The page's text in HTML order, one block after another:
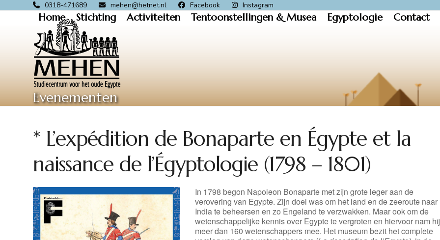
0318-471689 mehen@hetnet.nl Facebook Instagram
Home Stichting Activiteiten Tentoonstellingen & Musea Egyptologie Contact
Evenementen
* L’expédition de Bonaparte en Égypte et la
naissance de l’Égyptologie (1798 – 1801)
In 1798 begon Napoleon Bonaparte met zijn grote leger aan de
verovering van Egypte. Zijn doel was om het land en de zeeroute naar
India te beheersen en zo Engeland te verzwakken. Maar ook om de
wetenschappelijke kennis over Egypte te vergroten en hiervoor nam hij
meer dan 160 wetenschappers mee. Het museum bezit het complete